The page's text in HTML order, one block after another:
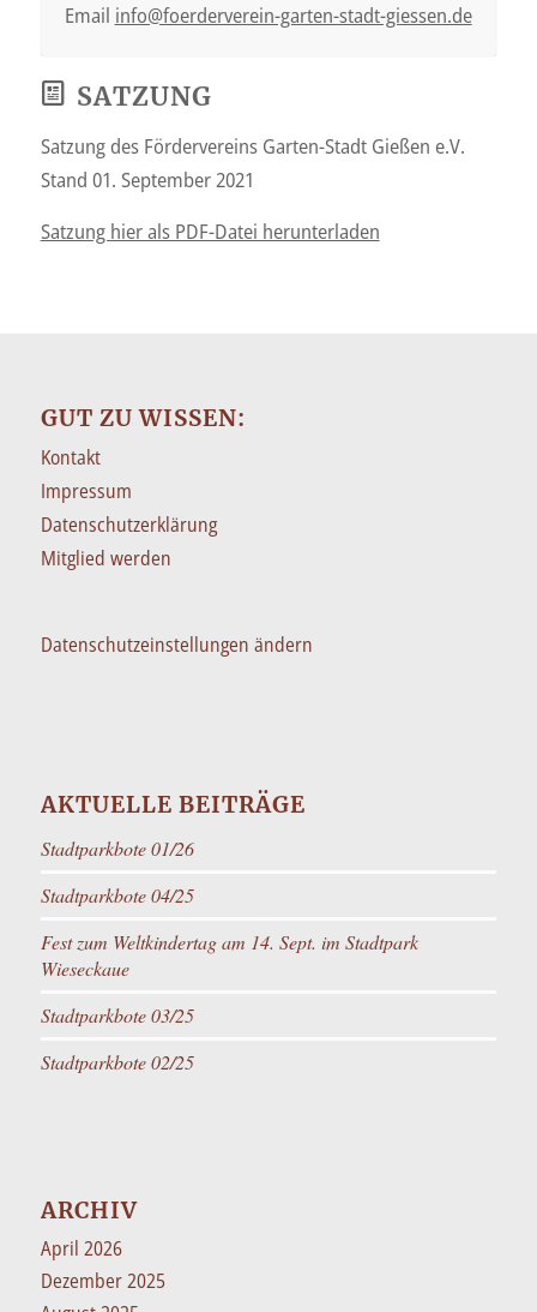
Email info@foerderverein-garten-stadt-giessen.de
SATZUNG
Satzung des Fördervereins Garten-Stadt Gießen e.V.
Stand 01. September 2021
Satzung hier als PDF-Datei herunterladen
GUT ZU WISSEN:
Kontakt
Impressum
Datenschutzerklärung
Mitglied werden
Datenschutzeinstellungen ändern
AKTUELLE BEITRÄGE
Stadtparkbote 01/26
Stadtparkbote 04/25
Fest zum Weltkindertag am 14. Sept. im Stadtpark
Wieseckaue
Stadtparkbote 03/25
Stadtparkbote 02/25
ARCHIV
April 2026
Dezember 2025